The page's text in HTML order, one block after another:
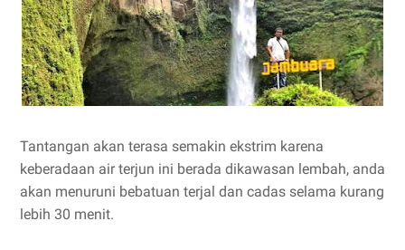
Tantangan akan terasa semakin ekstrim karena
keberadaan air terjun ini berada dikawasan lembah, anda
akan menuruni bebatuan terjal dan cadas selama kurang
lebih 30 menit.